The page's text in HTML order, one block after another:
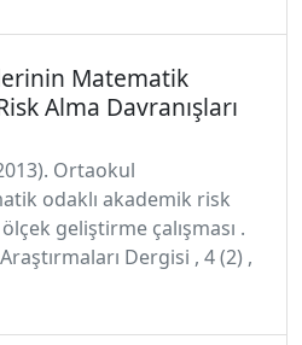
Matematik
Alma Davranışları
Ortaokul
odaklı akademik risk
geliştirme çalışması .
Dergisi , 4 (2) ,